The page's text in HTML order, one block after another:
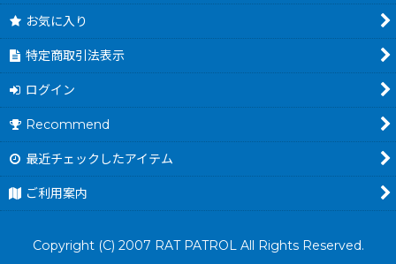
お気に入り
特定商取引法表示
ログイン
Recommend
最近チェックしたアイテム
ご利用案内
Copyright (C) 2007 RAT PATROL All Rights Reserved.